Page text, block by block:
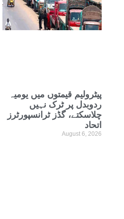
پیٹرولیم قیمتوں میں یومیہ
ردوبدل پر ٹرک نہیں
چلاسکتے، گڈز ٹرانسپورٹرز
اتحاد
August 6, 2026